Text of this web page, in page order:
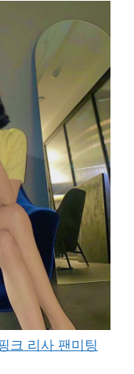
크 리사 팬미팅